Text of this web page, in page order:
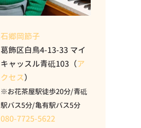
石郷岡節子
葛飾区白鳥4-13-33 マイ
キャッスル青砥103（ア
クセス）
※お花茶屋駅徒歩20分/青砥
駅バス5分/亀有駅バス5分
080-7725-5622